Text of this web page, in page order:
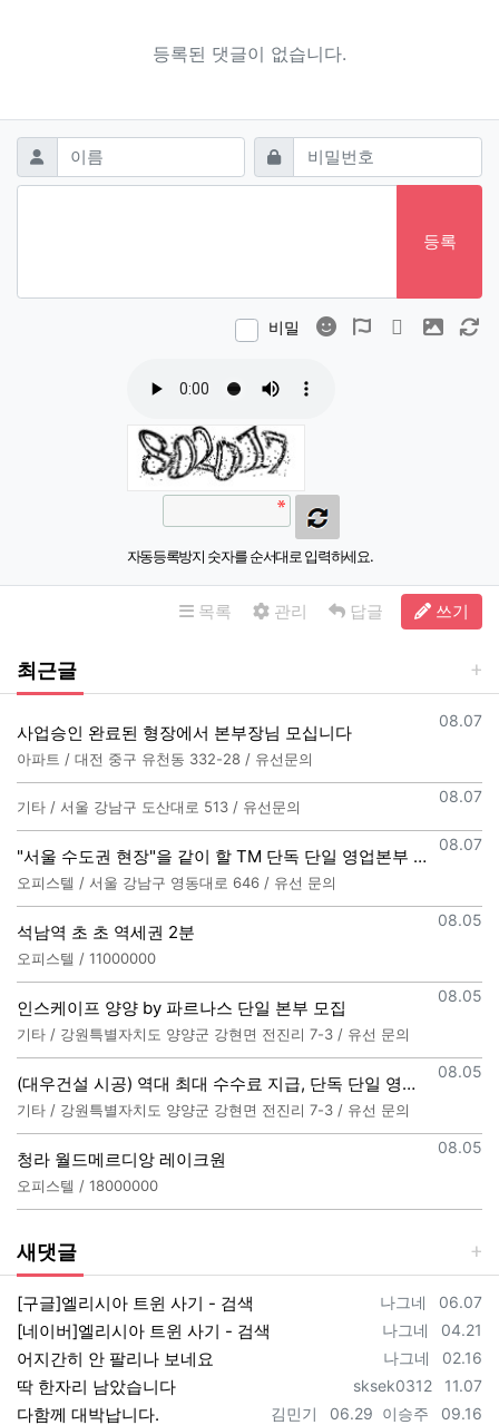
등록된 댓글이 없습니다.
댓글쓰기
이름 필수 비밀번호필수
등록
비밀 이모티콘폰트어썸
동영상 이미지
자동등록방지 숫자를 순서대로 입력하세요.
목록 관리 답글 쓰기
최근글
등록일
08.07
사업승인 완료된 형장에서 본부장님 모십니다
아파트 / 대전 중구 유천동 332-28 / 유선문의
등록일
08.07
기타 / 서울 강남구 도산대로 513 / 유선문의
등록일
08.07
"서울 수도권 현장"을 같이 할 TM 단독 단일 영업본부 팀 선착순 모집
오피스텔 / 서울 강남구 영동대로 646 / 유선 문의
등록일
08.05
석남역 초 초 역세권 2분
오피스텔 / 11000000
등록일
08.05
인스케이프 양양 by 파르나스 단일 본부 모집
기타 / 강원특별자치도 양양군 강현면 전진리 7-3 / 유선 문의
등록일
08.05
(대우건설 시공) 역대 최대 수수료 지급, 단독 단일 영업본부 선착순 모집 (팀,팀원 개별문의 가능)
기타 / 강원특별자치도 양양군 강현면 전진리 7-3 / 유선 문의
등록일
08.05
청라 월드메르디앙 레이크원
오피스텔 / 18000000
새댓글
등록자
나그네 등록일
06.07
[구글]엘리시아 트윈 사기 - 검색
등록자
나그네 등록일
04.21
[네이버]엘리시아 트윈 사기 - 검색
등록자
나그네 등록일
02.16
어지간히 안 팔리나 보네요
등록자
sksek0312 등록일
11.07
딱 한자리 남았습니다
등록자
이승주 등록일
09.16
등록자
김민기 등록일
06.29
다함께 대박납니다.